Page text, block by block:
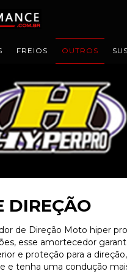
FREIOS OUTROS
DIREÇÃO
de Direção Moto hiper
esse amortecedor
e proteção para a
e tenha uma condução